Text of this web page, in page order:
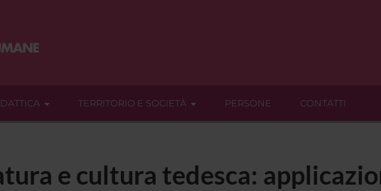
TERRITORIO E SOCIETÀ PERSONE CONTATTI
e cultura tedesca: